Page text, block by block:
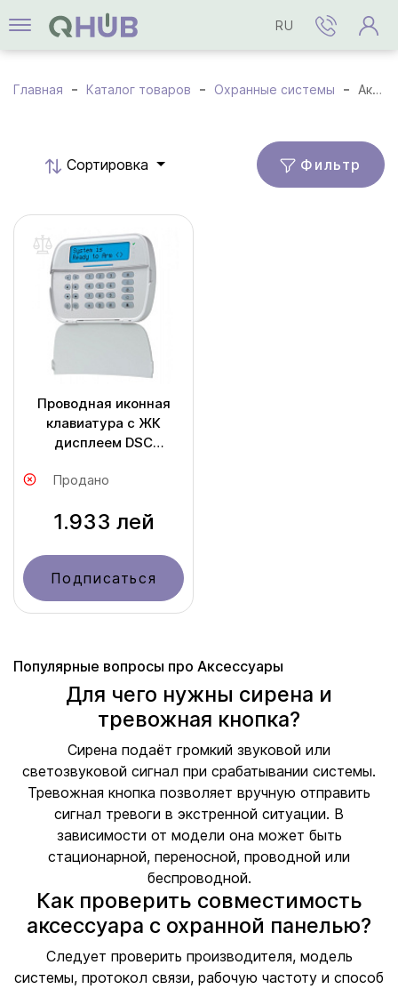
RU
Главная Каталог товаров Охранные системы Аксессуары
Cортировка Фильтр
Проводная иконная
клавиатура с ЖК
дисплеем DSC
Продано
1.933 лей
Подписаться
Популярные вопросы про Аксессуары
Для чего нужны сирена и
тревожная кнопка?
Сирена подаёт громкий звуковой или
светозвуковой сигнал при срабатывании системы.
Тревожная кнопка позволяет вручную отправить
сигнал тревоги в экстренной ситуации. В
зависимости от модели она может быть
стационарной, переносной, проводной или
беспроводной.
Как проверить совместимость
аксессуара с охранной панелью?
Следует проверить производителя, модель
системы, протокол связи, рабочую частоту и способ